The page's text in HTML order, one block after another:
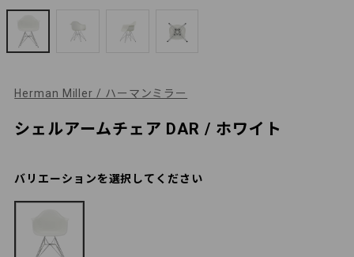
Herman Miller / ハーマンミラー
シェルアームチェア DAR / ホワイト
バリエーションを選択してください